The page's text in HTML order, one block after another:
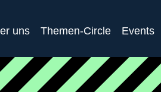
uns Themen-Circle Events